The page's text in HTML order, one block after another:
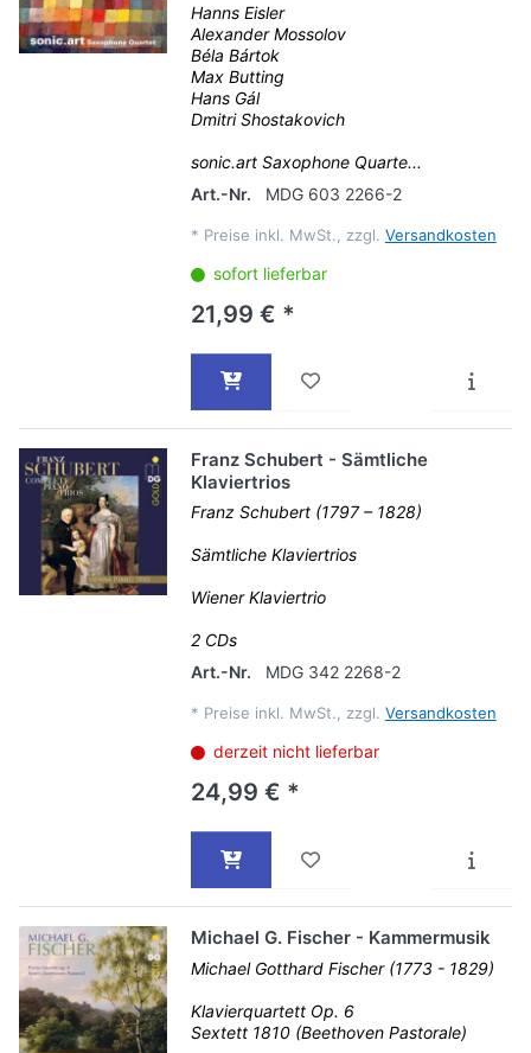
Hanns Eisler
Alexander Mossolov
Béla Bártok
Max Butting
Hans Gál
Dmitri Shostakovich
sonic.art Saxophone Quarte...
Art.-Nr.
MDG 603 2266-2
* Preise inkl. MwSt., zzgl. Versandkosten
sofort lieferbar
21,99 € *
Franz Schubert - Sämtliche
Klaviertrios
Franz Schubert (1797 – 1828)
Sämtliche Klaviertrios
Wiener Klaviertrio
2 CDs
Art.-Nr.
MDG 342 2268-2
* Preise inkl. MwSt., zzgl. Versandkosten
derzeit nicht lieferbar
24,99 € *
Michael G. Fischer - Kammermusik
Michael Gotthard Fischer (1773 - 1829)
Klavierquartett Op. 6
Sextett 1810 (Beethoven Pastorale)